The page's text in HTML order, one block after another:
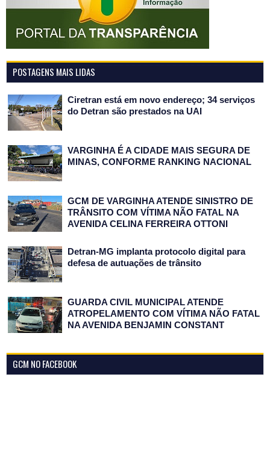
POSTAGENS MAIS LIDAS
Ciretran está em novo endereço; 34 serviços
do Detran são prestados na UAI
VARGINHA É A CIDADE MAIS SEGURA DE
MINAS, CONFORME RANKING NACIONAL
GCM DE VARGINHA ATENDE SINISTRO DE
TRÂNSITO COM VÍTIMA NÃO FATAL NA
AVENIDA CELINA FERREIRA OTTONI
Detran-MG implanta protocolo digital para
defesa de autuações de trânsito
GUARDA CIVIL MUNICIPAL ATENDE
ATROPELAMENTO COM VÍTIMA NÃO FATAL
NA AVENIDA BENJAMIN CONSTANT
GCM NO FACEBOOK